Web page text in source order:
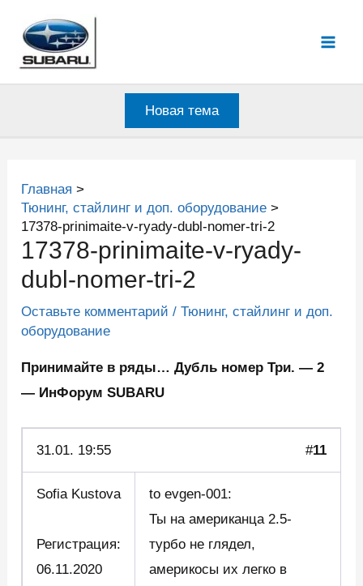
содержимому
Новая тема
Главная
Тюнинг, стайлинг и доп. оборудование
17378-prinimaite-v-ryady-dubl-nomer-tri-2
17378-prinimaite-v-ryady-
dubl-nomer-tri-2
Оставьте комментарий /Тюнинг, стайлинг и доп.
оборудование
Принимайте в ряды… Дубль номер Три. — 2
— ИнФорум SUBARU
31.01. 19:55 #11
Sofia Kustova
Регистрация:
06.11.2020
to evgen-001:
Ты на американца 2.5-
турбо не глядел,
америкосы их легко в